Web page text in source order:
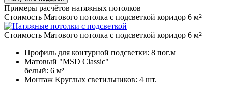
Примеры расчётов натяжных потолков
Стоимость Матового потолка с подсветкой коридор 6 м²
Стоимость Матового потолка с подсветкой коридор 6 м²
Профиль для контурной подсветки: 8 пог.м
Матовый "MSD Classic"
белый: 6 м²
Монтаж Круглых светильников: 4 шт.